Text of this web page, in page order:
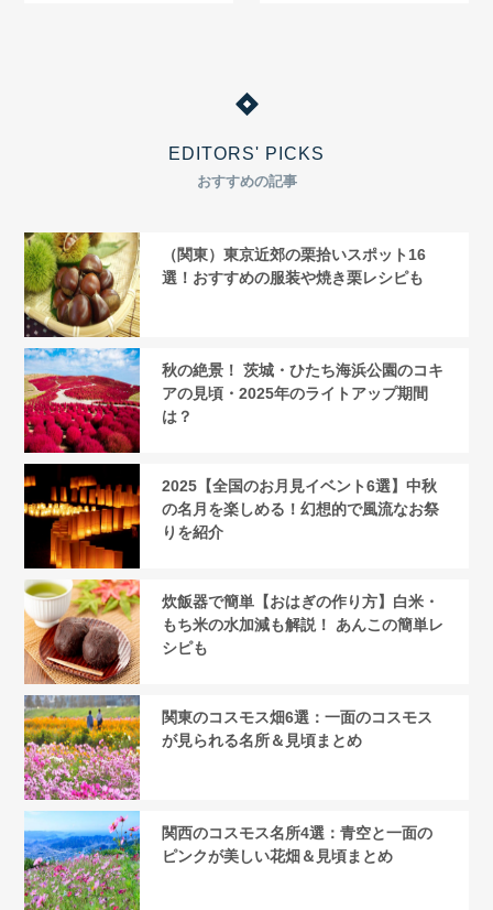
EDITORS' PICKS
おすすめの記事
（関東）東京近郊の栗拾いスポット16
選！おすすめの服装や焼き栗レシピも
秋の絶景！ 茨城・ひたち海浜公園のコキ
アの見頃・2025年のライトアップ期間
は？
2025【全国のお月見イベント6選】中秋
の名月を楽しめる！幻想的で風流なお祭
りを紹介
炊飯器で簡単【おはぎの作り方】白米・
もち米の水加減も解説！ あんこの簡単レ
シピも
関東のコスモス畑6選：一面のコスモス
が見られる名所＆見頃まとめ
関西のコスモス名所4選：青空と一面の
ピンクが美しい花畑＆見頃まとめ